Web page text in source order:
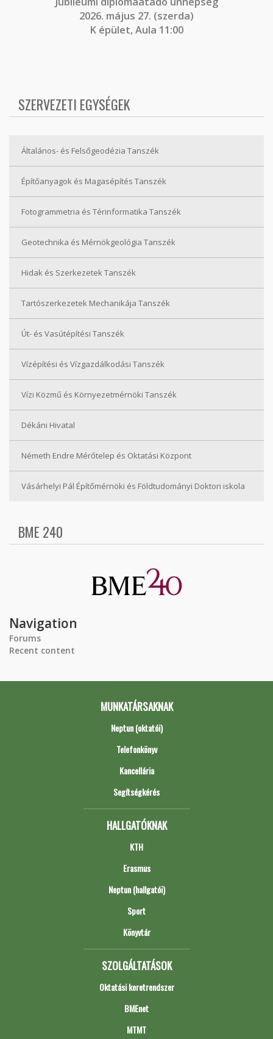
2026. május 27. (szerda)
K épület, Aula 11:00
SZERVEZETI EGYSÉGEK
Általános- és Felsőgeodézia Tanszék
Építőanyagok és Magasépítés Tanszék
Fotogrammetria és Térinformatika Tanszék
Geotechnika és Mérnökgeológia Tanszék
Hidak és Szerkezetek Tanszék
Tartószerkezetek Mechanikája Tanszék
Út- és Vasútépítési Tanszék
Vízépítési és Vízgazdálkodási Tanszék
Vízi Közmű és Környezetmérnöki Tanszék
Dékáni Hivatal
Németh Endre Mérőtelep és Oktatási Központ
Vásárhelyi Pál Építőmérnöki és Földtudományi Doktori iskola
BME 240
Navigation
Forums
Recent content
MUNKATÁRSAKNAK
Neptun (oktatói)
Telefonkönyv
Kancellária
Segítségkérés
HALLGATÓKNAK
KTH
Erasmus
Neptun (hallgatói)
Sport
Könyvtár
SZOLGÁLTATÁSOK
Oktatási keretrendszer
BMEnet
MTMT